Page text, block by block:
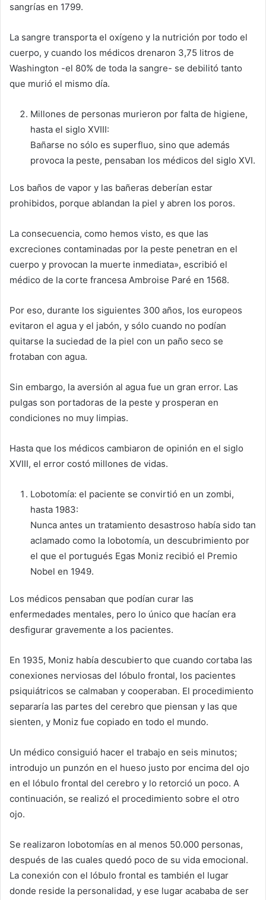
sangrías en 1799.
La sangre transporta el oxígeno y la nutrición por todo el
cuerpo, y cuando los médicos drenaron 3,75 litros de
Washington -el 80% de toda la sangre- se debilitó tanto
que murió el mismo día.
Millones de personas murieron por falta de higiene,
hasta el siglo XVIII:
Bañarse no sólo es superfluo, sino que además
provoca la peste, pensaban los médicos del siglo XVI.
Los baños de vapor y las bañeras deberían estar
prohibidos, porque ablandan la piel y abren los poros.
La consecuencia, como hemos visto, es que las
excreciones contaminadas por la peste penetran en el
cuerpo y provocan la muerte inmediata», escribió el
médico de la corte francesa Ambroise Paré en 1568.
Por eso, durante los siguientes 300 años, los europeos
evitaron el agua y el jabón, y sólo cuando no podían
quitarse la suciedad de la piel con un paño seco se
frotaban con agua.
Sin embargo, la aversión al agua fue un gran error. Las
pulgas son portadoras de la peste y prosperan en
condiciones no muy limpias.
Hasta que los médicos cambiaron de opinión en el siglo
XVIII, el error costó millones de vidas.
Lobotomía: el paciente se convirtió en un zombi,
hasta 1983:
Nunca antes un tratamiento desastroso había sido tan
aclamado como la lobotomía, un descubrimiento por
el que el portugués Egas Moniz recibió el Premio
Nobel en 1949.
Los médicos pensaban que podían curar las
enfermedades mentales, pero lo único que hacían era
desfigurar gravemente a los pacientes.
En 1935, Moniz había descubierto que cuando cortaba las
conexiones nerviosas del lóbulo frontal, los pacientes
psiquiátricos se calmaban y cooperaban. El procedimiento
separaría las partes del cerebro que piensan y las que
sienten, y Moniz fue copiado en todo el mundo.
Un médico consiguió hacer el trabajo en seis minutos;
introdujo un punzón en el hueso justo por encima del ojo
en el lóbulo frontal del cerebro y lo retorció un poco. A
continuación, se realizó el procedimiento sobre el otro
ojo.
Se realizaron lobotomías en al menos 50.000 personas,
después de las cuales quedó poco de su vida emocional.
La conexión con el lóbulo frontal es también el lugar
donde reside la personalidad, y ese lugar acababa de ser